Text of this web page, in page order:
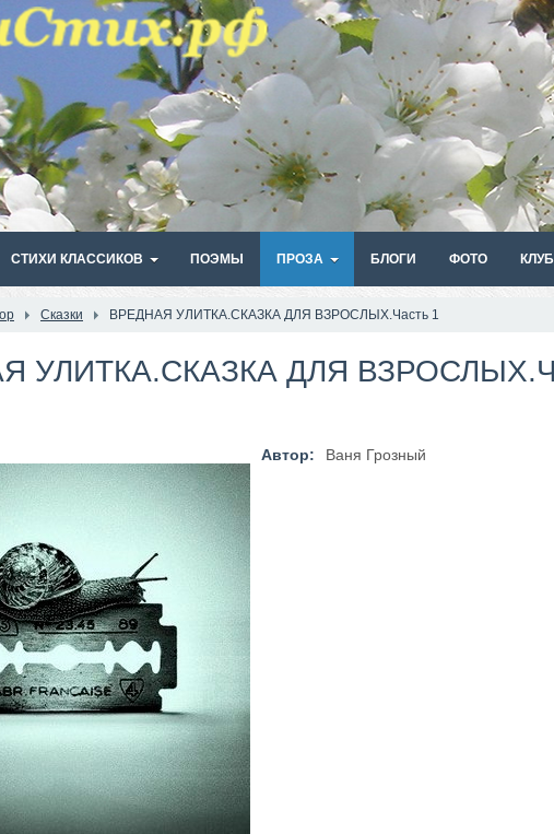
СТИХИ КЛАССИКОВ ПОЭМЫ ПРОЗА БЛОГИ ФОТО
Сказки ВРЕДНАЯ УЛИТКА.СКАЗКА ДЛЯ ВЗРОСЛЫХ.Часть 1
УЛИТКА.СКАЗКА ДЛЯ
Автор: Ваня Грозный